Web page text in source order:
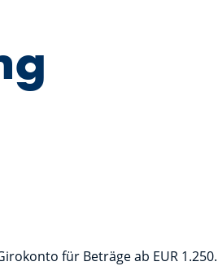
für Beträge ab EUR 1.250.